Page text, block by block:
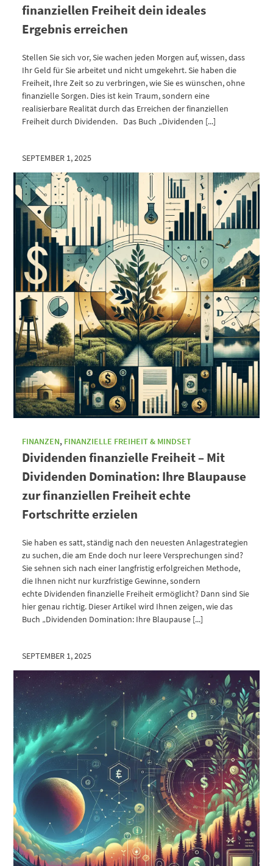
finanziellen Freiheit dein ideales
Ergebnis erreichen
Stellen Sie sich vor, Sie wachen jeden Morgen auf, wissen, dass
Ihr Geld für Sie arbeitet und nicht umgekehrt. Sie haben die
Freiheit, Ihre Zeit so zu verbringen, wie Sie es wünschen, ohne
finanzielle Sorgen. Dies ist kein Traum, sondern eine
realisierbare Realität durch das Erreichen der finanziellen
Freiheit durch Dividenden. Das Buch „Dividenden [...]
SEPTEMBER 1, 2025
FINANZEN, FINANZIELLE FREIHEIT & MINDSET
Dividenden finanzielle Freiheit – Mit
Dividenden Domination: Ihre Blaupause
zur finanziellen Freiheit echte
Fortschritte erzielen
Sie haben es satt, ständig nach den neuesten Anlagestrategien
zu suchen, die am Ende doch nur leere Versprechungen sind?
Sie sehnen sich nach einer langfristig erfolgreichen Methode,
die Ihnen nicht nur kurzfristige Gewinne, sondern
echte Dividenden finanzielle Freiheit ermöglicht? Dann sind Sie
hier genau richtig. Dieser Artikel wird Ihnen zeigen, wie das
Buch „Dividenden Domination: Ihre Blaupause [...]
SEPTEMBER 1, 2025